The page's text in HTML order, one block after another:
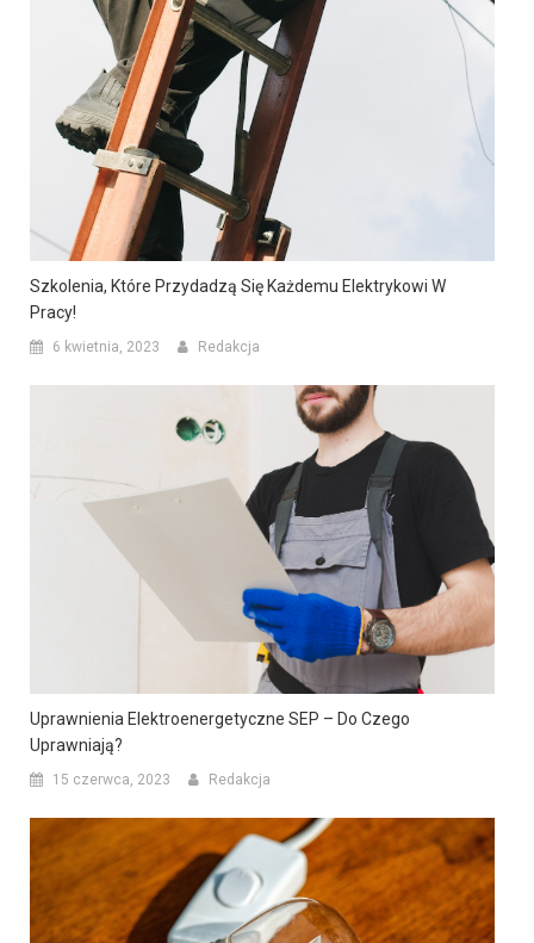
Szkolenia, Które Przydadzą Się Każdemu Elektrykowi W
Pracy!
6 kwietnia, 2023 Redakcja
Uprawnienia Elektroenergetyczne SEP – Do Czego
Uprawniają?
15 czerwca, 2023 Redakcja